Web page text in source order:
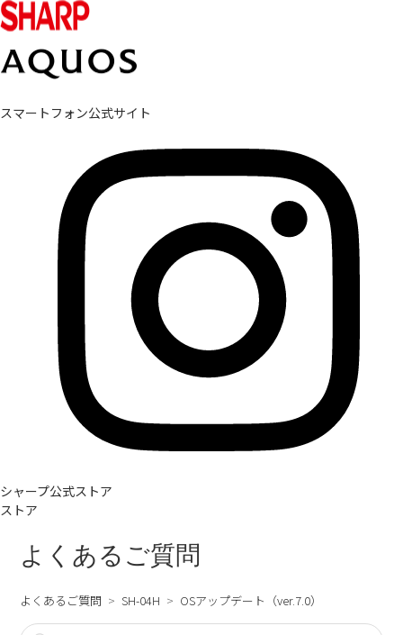
スマートフォン公式サイト
シャープ公式ストア
ストア
よくあるご質問
よくあるご質問 SH-04H OSアップデート（ver.7.0）